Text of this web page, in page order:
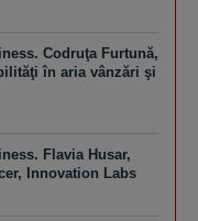
Codruţa Furtună,
în aria vânzări şi
Flavia Husar,
Innovation Labs